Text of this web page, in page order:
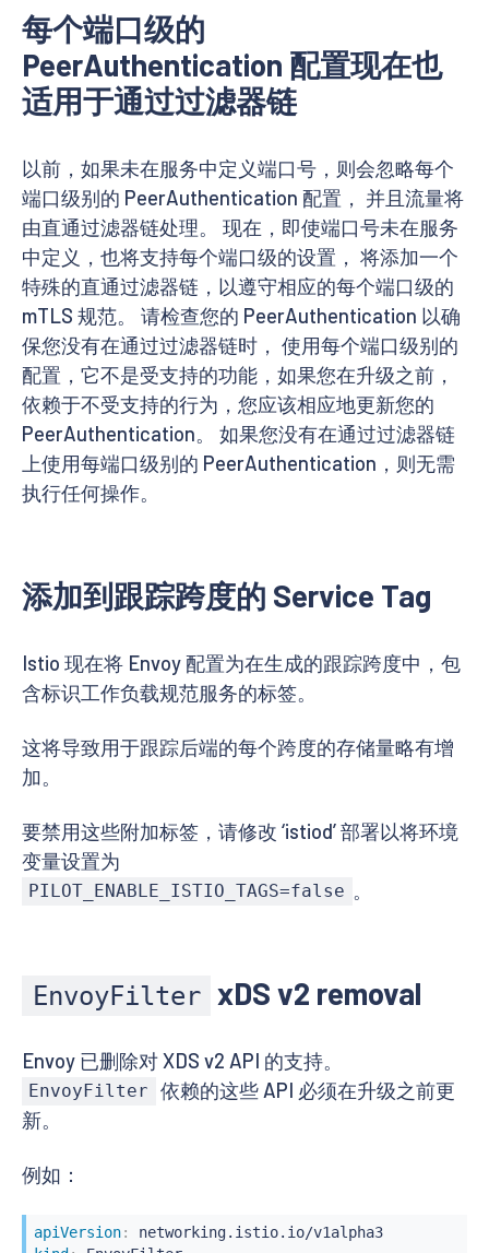
每个端口级的
PeerAuthentication 配置现在也
适用于通过过滤器链
以前，如果未在服务中定义端口号，则会忽略每个
端口级别的 PeerAuthentication 配置， 并且流量将
由直通过滤器链处理。 现在，即使端口号未在服务
中定义，也将支持每个端口级的设置， 将添加一个
特殊的直通过滤器链，以遵守相应的每个端口级的
mTLS 规范。 请检查您的 PeerAuthentication 以确
保您没有在通过过滤器链时， 使用每个端口级别的
配置，它不是受支持的功能，如果您在升级之前，
依赖于不受支持的行为，您应该相应地更新您的
PeerAuthentication。 如果您没有在通过过滤器链
上使用每端口级别的 PeerAuthentication，则无需
执行任何操作。
添加到跟踪跨度的 Service Tag
Istio 现在将 Envoy 配置为在生成的跟踪跨度中，包
含标识工作负载规范服务的标签。
这将导致用于跟踪后端的每个跨度的存储量略有增
加。
要禁用这些附加标签，请修改 ‘istiod’ 部署以将环境
变量设置为
PILOT_ENABLE_ISTIO_TAGS=false 。
EnvoyFilter xDS v2 removal
Envoy 已删除对 XDS v2 API 的支持。
EnvoyFilter
依赖的这些 API 必须在升级之前更
新。
例如：
apiVersion:
networking.istio.io/v1alpha3